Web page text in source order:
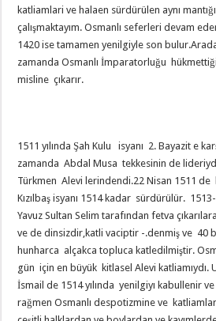
katliamlari ve halaen sürdürülen aynı
çalışmaktayım. Osmanlı seferleri devam
1420 ise tamamen yenilgiyle son
zamanda Osmanlı İmparatorluğu
misline çıkarır.
1511 yılında Şah Kulu isyanı 2. Bayazit e
zamanda Abdal Musa tekkesinin de
Türkmen Alevi lerindendi.22 Nisan 1511 de
Kızılbaş isyanı 1514 kadar sürdürülür.
Yavuz Sultan Selim tarafından fetva
ve de dinsizdir,katli vaciptir -.denmiş ve 40
hunharca alçakca topluca katledilmiştir.
gün için en büyük kitlasel Alevi katliamıydı.
İsmail de 1514 yılında yenilgiyı kabullenir
rağmen Osmanlı despotizmine ve